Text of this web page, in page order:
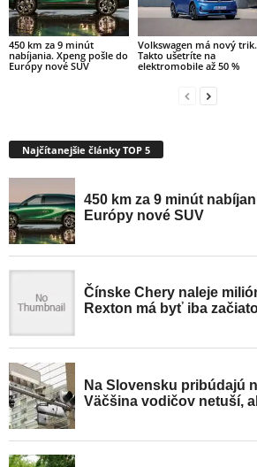
450 km za 9 minút
nabíjania. Xpeng pošle do
Európy nové SUV
Volkswagen má nový trik.
Takto ušetríte na
elektromobile až 50 %
Najčítanejšie články TOP 5